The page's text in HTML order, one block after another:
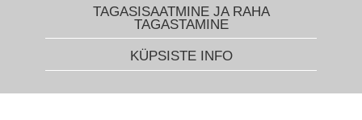
TAGASISAATMINE JA RAHA
TAGASTAMINE
KÜPSISTE INFO